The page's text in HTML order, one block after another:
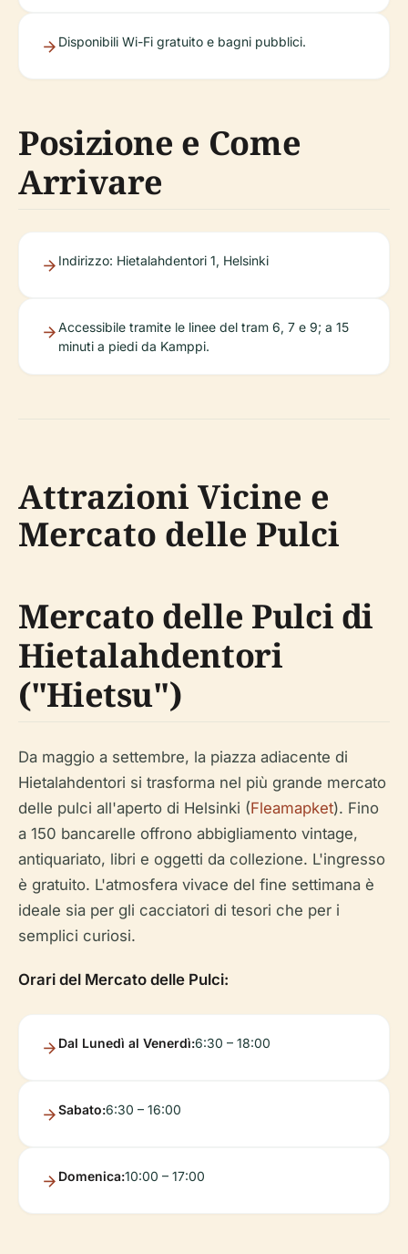
Disponibili Wi-Fi gratuito e bagni pubblici.
Posizione e Come
Arrivare
Indirizzo: Hietalahdentori 1, Helsinki
Accessibile tramite le linee del tram 6, 7 e 9; a 15
minuti a piedi da Kamppi.
Attrazioni Vicine e
Mercato delle Pulci
Mercato delle Pulci di
Hietalahdentori
("Hietsu")
Da maggio a settembre, la piazza adiacente di
Hietalahdentori si trasforma nel più grande mercato
delle pulci all'aperto di Helsinki (Fleamapket). Fino
a 150 bancarelle offrono abbigliamento vintage,
antiquariato, libri e oggetti da collezione. L'ingresso
è gratuito. L'atmosfera vivace del fine settimana è
ideale sia per gli cacciatori di tesori che per i
semplici curiosi.
Orari del Mercato delle Pulci:
Dal Lunedì al Venerdì:6:30 – 18:00
Sabato:6:30 – 16:00
Domenica:10:00 – 17:00